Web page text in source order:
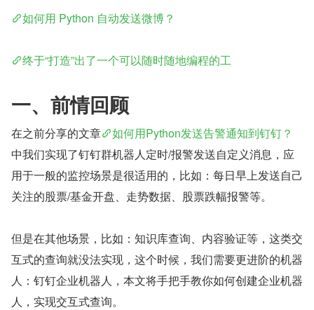
如何用 Python 自动发送微博？
终于“打造”出了一个可以随时随地编程的工
一、前情回顾
在之前分享的文章
如何用Python发送告警通知到钉钉？
中我们实现了钉钉群机器人定时/报警发送自定义消息，应
用于一般的监控场景是很适用的，比如：每日早上发送自己
关注的股票/基金开盘、走势数据、股票跌幅报警等。
但是在其他场景，比如：知识库查询、内容验证等，这类交
互式的查询就没法实现，这个时候，我们需要更进阶的机器
人：钉钉企业机器人，本文将手把手教你如何创建企业机器
人，实现交互式查询。